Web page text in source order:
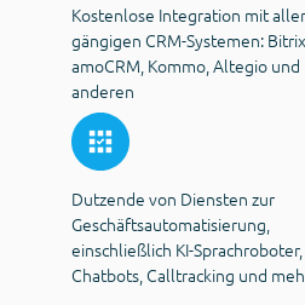
Kostenlose Integration mit
gängigen CRM-Systemen:
amoCRM, Kommo, Altegio und
anderen
Dutzende von Diensten zur
Geschäftsautomatisierung,
einschließlich KI-Sprachroboter,
Chatbots, Calltracking und